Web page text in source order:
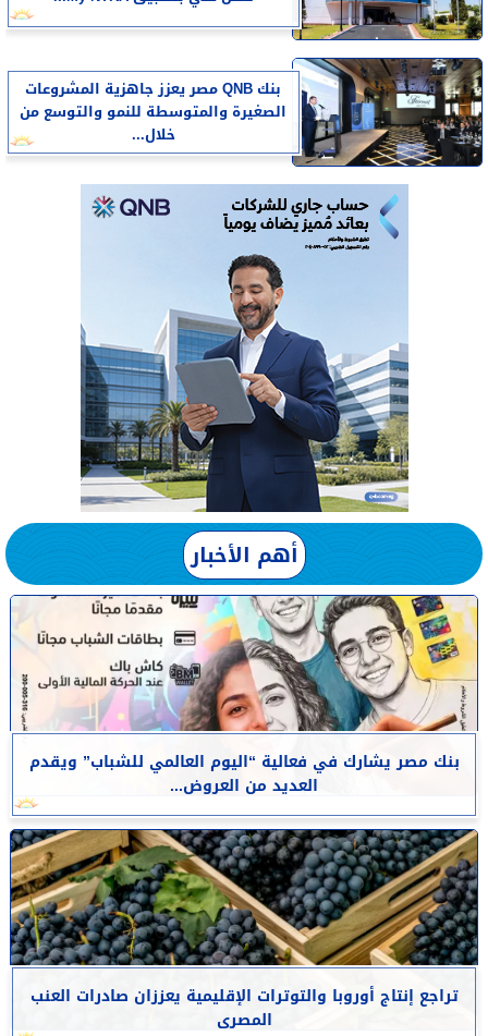
بنك QNB مصر يعزز جاهزية المشروعات
الصغيرة والمتوسطة للنمو والتوسع من
خلال...
أهم الأخبار
بنك مصر يشارك في فعالية “اليوم العالمي للشباب” ويقدم
العديد من العروض...
تراجع إنتاج أوروبا والتوترات الإقليمية يعززان صادرات العنب
المصرى